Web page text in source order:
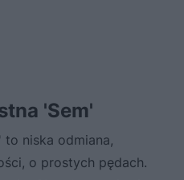
'Sem'
to niska odmiana,
o prostych pędach.